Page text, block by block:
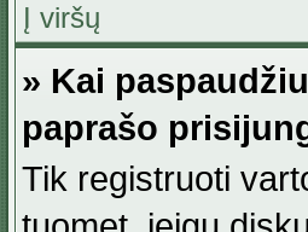
Į viršų
» Kai
paprašo
Tik registruoti